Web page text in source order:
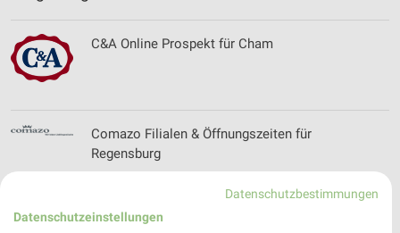
C&A Online Prospekt für Cham
Comazo Filialen & Öffnungszeiten für
Regensburg
Conrad Angebote im aktuellen Prospekt für
Datenschutzbestimmungen
Datenschutzeinstellungen